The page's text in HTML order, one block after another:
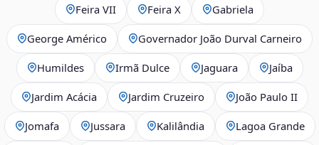
Feira VII Feira X Gabriela
George Américo Governador João Durval Carneiro
Humildes Irmã Dulce Jaguara Jaíba
Jardim Acácia Jardim Cruzeiro João Paulo II
Jomafa Jussara Kalilândia Lagoa Grande